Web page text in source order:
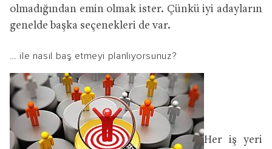
olmadığından emin olmak ister. Çünkü iyi adayların
genelde başka seçenekleri de var.
… ile nasıl baş etmeyi planlıyorsunuz?
Her iş yeri